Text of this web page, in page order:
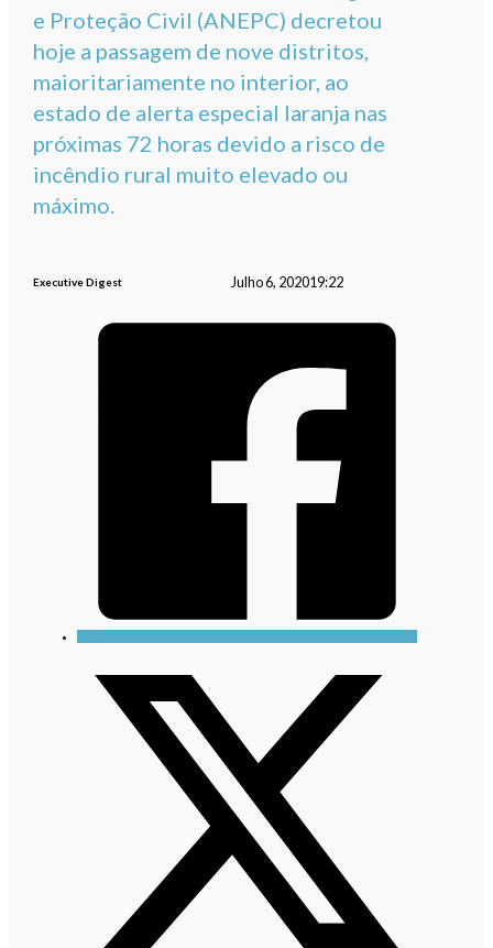
e Proteção Civil (ANEPC) decretou
hoje a passagem de nove distritos,
maioritariamente no interior, ao
estado de alerta especial laranja nas
próximas 72 horas devido a risco de
incêndio rural muito elevado ou
máximo.
Executive Digest Julho 6, 202019:22